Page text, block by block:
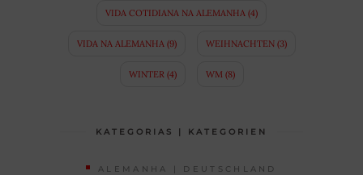
VIDA COTIDIANA NA ALEMANHA (4)
VIDA NA ALEMANHA (9) WEIHNACHTEN(3)
WINTER (4) WM (8)
KATEGORIAS | KATEGORIEN
ALEMANHA | DEUTSCHLAND